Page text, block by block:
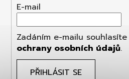
E-mail
Zadáním e-mailu
ochrany osobních údajů.
PŘIHLÁSIT SE